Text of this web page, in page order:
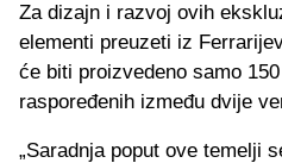
Za dizajn i razvoj ovih
elementi preuzeti iz
će biti proizvedeno samo
raspoređenih između dvije
„Saradnja poput ove temelji